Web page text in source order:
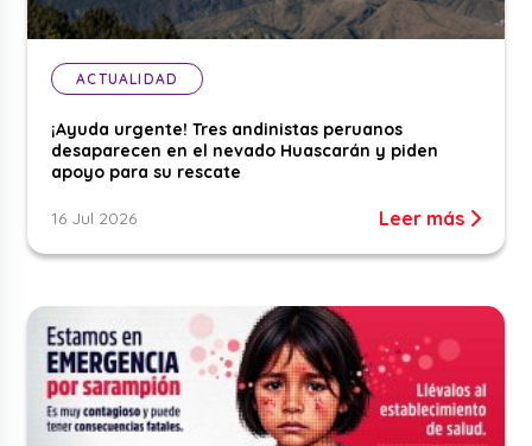
ACTUALIDAD
¡Ayuda urgente! Tres andinistas peruanos
desaparecen en el nevado Huascarán y piden
apoyo para su rescate
16 Jul 2026 Leer más